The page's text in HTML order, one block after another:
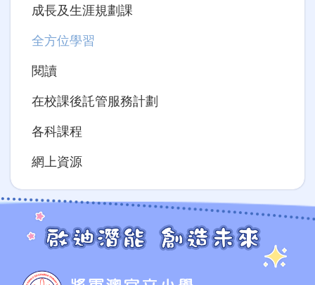
成長及生涯規劃課
全方位學習
閱讀
在校課後託管服務計劃
各科課程
網上資源